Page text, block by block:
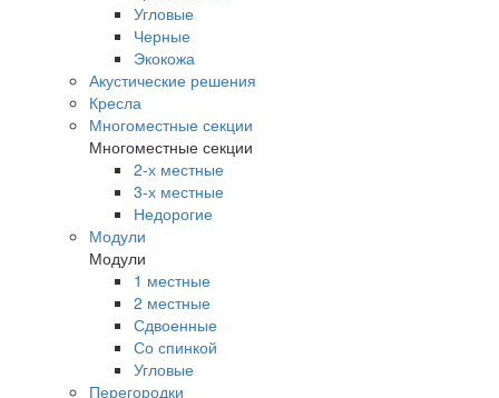
Угловые
Черные
Экокожа
Акустические решения
Кресла
Многоместные секции
Многоместные секции
2-х местные
3-х местные
Недорогие
Модули
Модули
1 местные
2 местные
Сдвоенные
Со спинкой
Угловые
Перегородки